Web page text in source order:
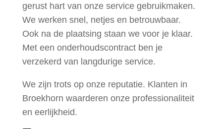
gerust hart van onze service gebruikmaken.
We werken snel, netjes en betrouwbaar.
Ook na de plaatsing staan we voor je klaar.
Met een onderhoudscontract ben je
verzekerd van langdurige service.
We zijn trots op onze reputatie. Klanten in
Broekhorn waarderen onze professionaliteit
en eerlijkheid.